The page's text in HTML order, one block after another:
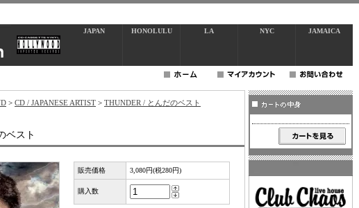
JAPAN HONOLULU LA NYC JAMAICA
> CD / JAPANESE ARTIST > THUNDER / とんだのベスト
ベスト
販売価格 3,080円(税280円)
購入数